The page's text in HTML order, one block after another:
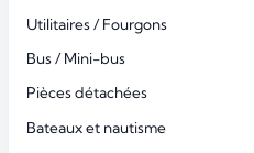
Utilitaires / Fourgons
Bus / Mini-bus
Pièces détachées
Bateaux et nautisme